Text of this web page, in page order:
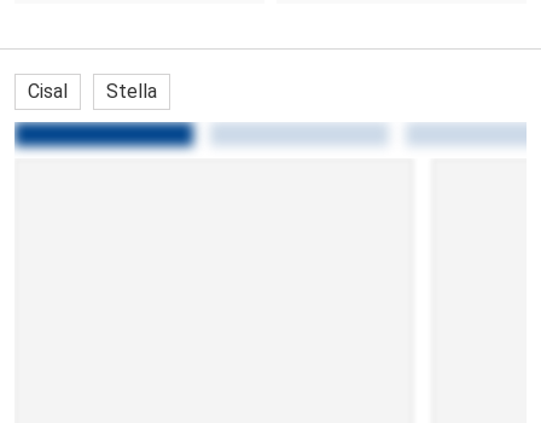
Cisal Stella